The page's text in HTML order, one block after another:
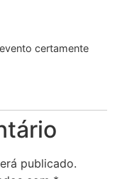
certamente
publicado.